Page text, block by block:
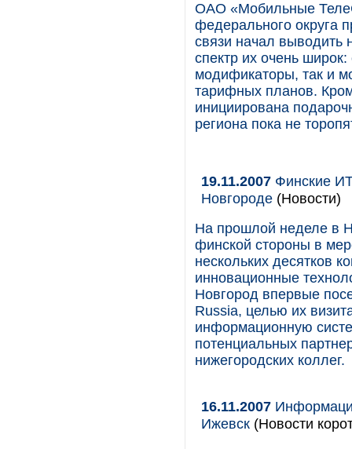
ОАО «Мобильные
федерального округа
связи начал выводить
спектр их очень
модификаторы, так и
тарифных планов.
инициирована
региона пока не
19.11.2007 Финские
Новгороде (Новости)
На прошлой неделе в
финской стороны в
нескольких десятков
инновационные
Новгород впервые
Russia, целью их
информационную
потенциальных
нижегородских коллег.
16.11.2007
Ижевск (Новости